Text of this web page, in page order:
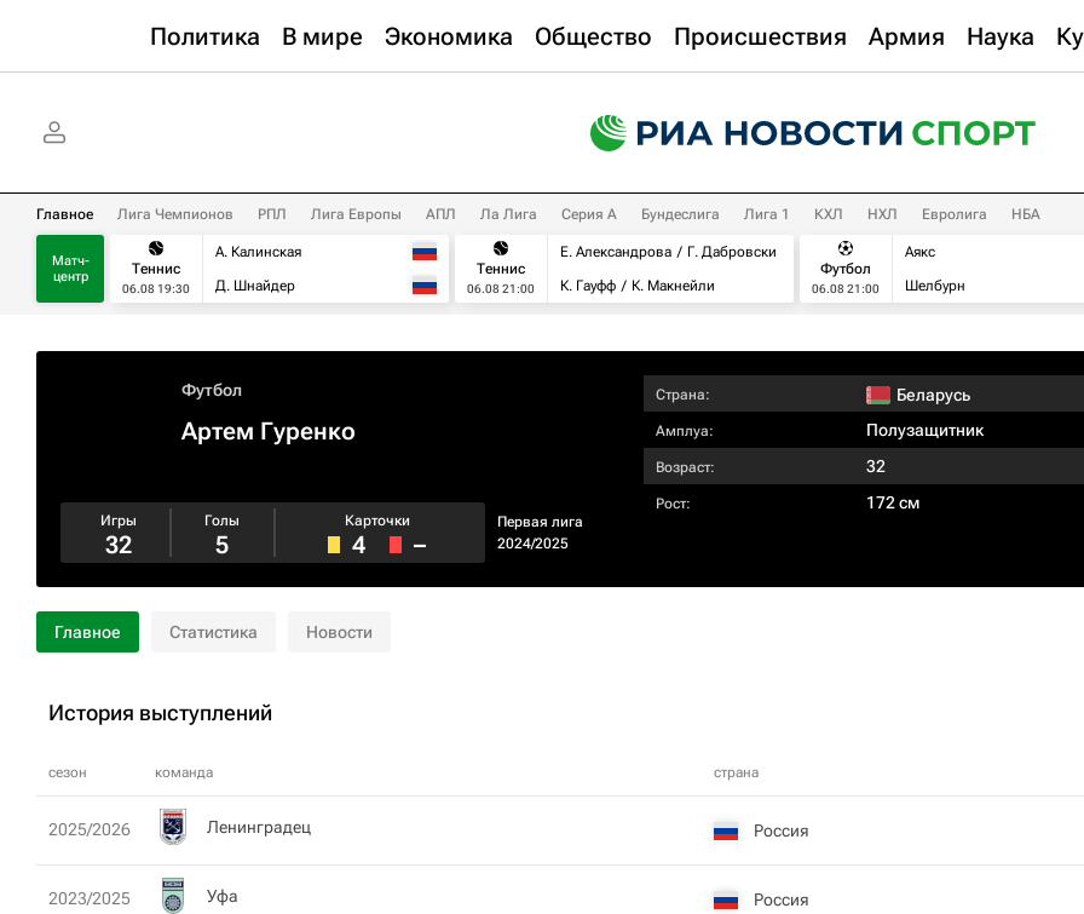
Политика В мире Экономика Общество Происшествия Армия Наука
Главное Лига Чемпионов РПЛ Лига Европы АПЛ Ла Лига Серия А Бундеслига Лига 1 КХЛ НХЛ Евролига НБА
Матч-
центр
Теннис
06.08 19:30
А. Калинская
Д. Шнайдер
Теннис
06.08 21:00
Е. Александрова
Г. Дабровски
К. Гауфф
К. Макнейли
Футбол
06.08 21:00
Аякс
Шелбурн
Футбол
Артем Гуренко
Первая лига
2024/2025
Игры
32
Голы
5
Карточки
4 –
Страна: Беларусь
Амплуа: Полузащитник
Возраст: 32
Рост: 172 см
Главное Статистика Новости
История выступлений
сезон команда страна
2025/2026 Ленинградец Россия
2023/2025 Уфа Россия